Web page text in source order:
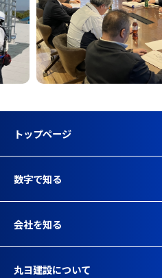
トップページ
数字で知る
会社を知る
丸ヨ建設について